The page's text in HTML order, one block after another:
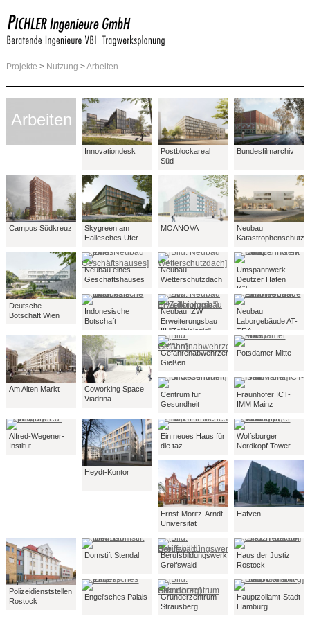
Projekte > Nutzung >Arbeiten
Arbeiten
Innovationdesk
Postblockareal
Süd
Bundesfilmarchiv
Campus Südkreuz
Skygreen am
Hallesches Ufer
MOANOVA
Neubau
Deutsche
Botschaft Wien
Neubau eines
Geschäftshauses
Neubau
Wetterschutzdach
Umspannwerk
Deutzer Hafen
Köln
Indonesische
Botschaft
Neubau IZW
Erweiterungsbau
III "Zellbiologie"
Neubau
Laborgebäude AT-
TRA
Am Alten Markt
Coworking Space
Viadrina
Gefahrenabwehrzentrum
Gießen
Potsdamer Mitte
Centrum für
Gesundheit
Fraunhofer ICT-
IMM Mainz
Alfred-Wegener-
Institut
Heydt-Kontor
Ein neues Haus für
die taz
Wolfsburger
Nordkopf Tower
Ernst-Moritz-Arndt
Universität
Hafven
Polizeidienststellen
Rostock
Domstift Stendal
Berufsbildungswerk
Greifswald
Haus der Justiz
Rostock
Engel'sches Palais
Gründerzentrum
Strausberg
Hauptzollamt-Stadt
Hamburg